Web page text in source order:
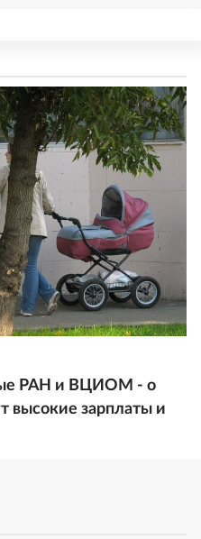
РАН и ВЦИОМ - о
высокие зарплаты и